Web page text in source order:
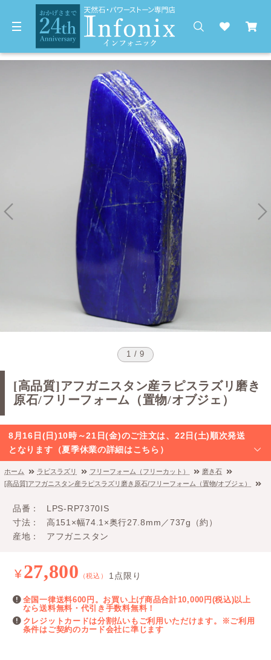
1 / 9
[高品質]アフガニスタン産ラピスラズリ磨き
原石/フリーフォーム（置物/オブジェ）
8月16日(日)10時～21日(金)のご注文は、22日(土)順次発送
となります（夏季休業の詳細はこちら）
ホーム ラピスラズリ フリーフォーム（フリーカット）
磨き石
[高品質]アフガニスタン産ラピスラズリ磨き原石/フリーフォーム（置物/オブジェ）
品番
LPS-RP7370IS
寸法
高151×幅74.1×奥行27.8mm／737g（約）
産地
アフガニスタン
¥27,800 （税込） 1点限り
全国一律送料600円。お買い上げ商品合計10,000円(税込)以上
なら送料無料・代引き手数料無料！
クレジットカードは分割払いもご利用いただけます。※ご利用
条件はご契約のカード会社に準じます